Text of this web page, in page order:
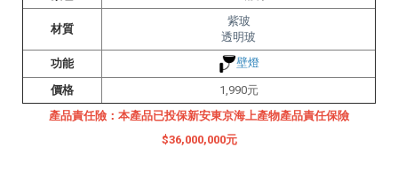
材質
紫玻
透明玻
功能
壁燈
價格 1,990元
產品責任險：本產品已投保新安東京海上產物產品責任保險
$36,000,000元